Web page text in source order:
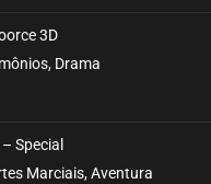
3D
Drama
Special
Marciais, Aventura